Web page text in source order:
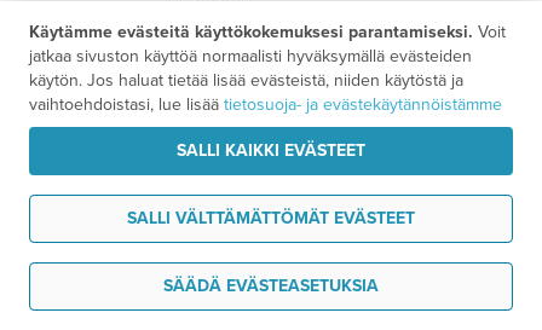
Tarvitsen tukea
Asiakasarvio 4,1/ 5
Puerto de la Cruz–Costa Adeje -
Majoituspaketti
1366 €
Puerto de la Cruz, Teneriffa:
Alua Tenerife
Käytämme evästeitä käyttökokemuksesi parantamiseksi. Voit
jatkaa sivuston käyttöä normaalisti hyväksymällä evästeiden
käytön. Jos haluat tietää lisää evästeistä, niiden käytöstä ja
vaihtoehdoistasi, lue lisää tietosuoja- ja evästekäytännöistämme
SALLI KAIKKI EVÄSTEET
SALLI VÄLTTÄMÄTTÖMÄT EVÄSTEET
SÄÄDÄ EVÄSTEASETUKSIA